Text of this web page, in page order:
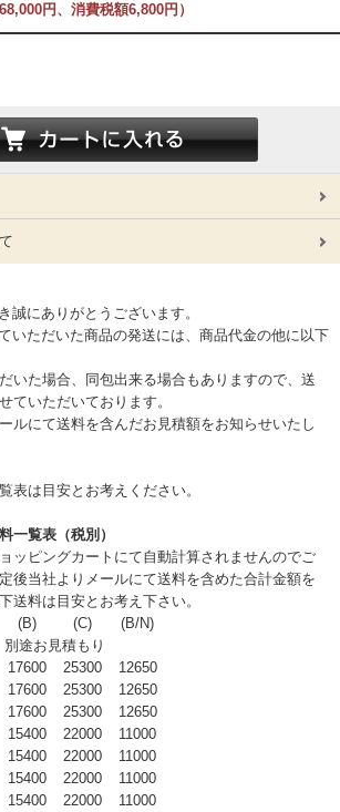
円、消費税額6,800円）
誠にありがとうございます。
いただいた商品の発送には、商品代金の他に以下
いた場合、同包出来る場合もありますので、送
ていただいております。
ルにて送料を含んだお見積額をお知らせいたし
表は目安とお考えください。
一覧表（税別）
ッピングカートにて自動計算されませんのでご
後当社よりメールにて送料を含めた合計金額を
送料は目安とお考え下さい。
(B) (C)
(B/N)
別途お見積もり
17600 25300
12650
17600 25300
12650
17600 25300
12650
15400 22000
11000
15400 22000
11000
15400 22000
11000
15400 22000
11000